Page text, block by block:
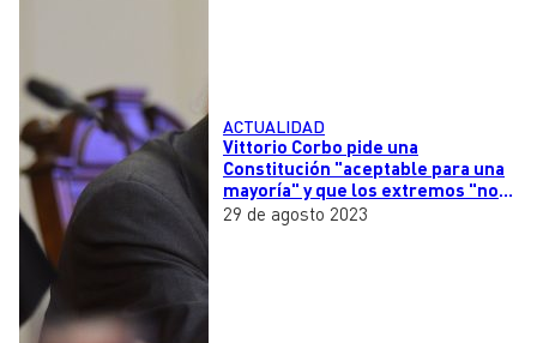
ACTUALIDAD
Vittorio Corbo pide una
Constitución "aceptable para una
mayoría" y que los extremos "no
se den gustitos"
29 de agosto 2023